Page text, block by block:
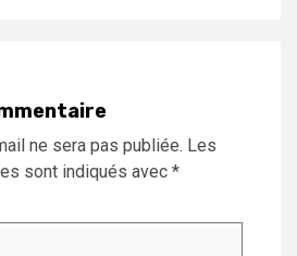
ne sera pas publiée. Les
sont indiqués avec *